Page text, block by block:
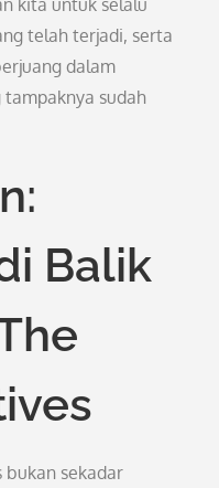
kita untuk selalu
telah terjadi, serta
dalam
sudah
Balik
bukan sekadar